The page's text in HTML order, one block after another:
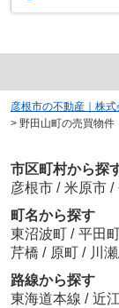
彦根市の不動産｜株
> 野田山町の売買物件
市区町村から探
彦根市 / 米原市 /
町名から探す
東沼波町 / 平田
芹橋 / 原町 / 川
路線から探す
東海道本線 / 近